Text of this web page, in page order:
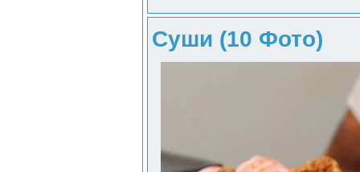
Суши (10 Фото)